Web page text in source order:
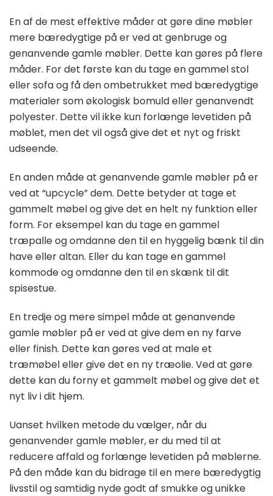
En af de mest effektive måder at gøre dine møbler
mere bæredygtige på er ved at genbruge og
genanvende gamle møbler. Dette kan gøres på flere
måder. For det første kan du tage en gammel stol
eller sofa og få den ombetrukket med bæredygtige
materialer som økologisk bomuld eller genanvendt
polyester. Dette vil ikke kun forlænge levetiden på
møblet, men det vil også give det et nyt og friskt
udseende.
En anden måde at genanvende gamle møbler på er
ved at “upcycle” dem. Dette betyder at tage et
gammelt møbel og give det en helt ny funktion eller
form. For eksempel kan du tage en gammel
træpalle og omdanne den til en hyggelig bænk til din
have eller altan. Eller du kan tage en gammel
kommode og omdanne den til en skænk til dit
spisestue.
En tredje og mere simpel måde at genanvende
gamle møbler på er ved at give dem en ny farve
eller finish. Dette kan gøres ved at male et
træmøbel eller give det en ny træolie. Ved at gøre
dette kan du forny et gammelt møbel og give det et
nyt liv i dit hjem.
Uanset hvilken metode du vælger, når du
genanvender gamle møbler, er du med til at
reducere affald og forlænge levetiden på møblerne.
På den måde kan du bidrage til en mere bæredygtig
livsstil og samtidig nyde godt af smukke og unikke